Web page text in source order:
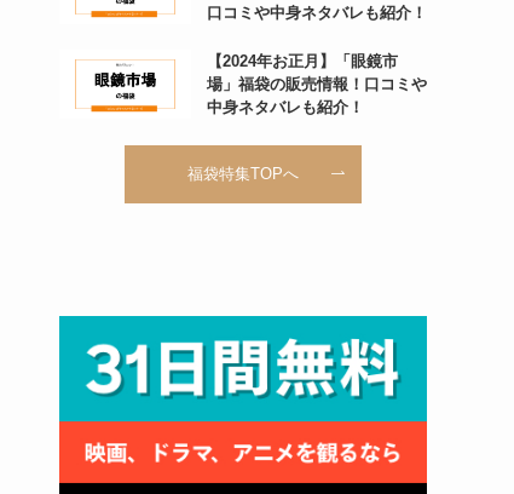
口コミや中身ネタバレも紹介！
【2024年お正月】「眼鏡市
場」福袋の販売情報！口コミや
中身ネタバレも紹介！
福袋特集TOPへ